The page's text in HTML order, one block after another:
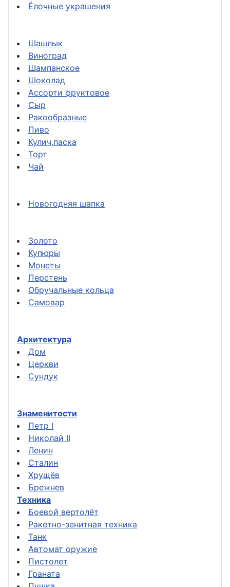
Ёлочные украшения
Шашлык
Виноград
Шампанское
Шоколад
Ассорти фруктовое
Сыр
Ракообразные
Пиво
Кулич,паска
Торт
Чай
Новогодняя шапка
Золото
Купюры
Монеты
Перстень
Обручальные кольца
Самовар
Архитектура
Дом
Церкви
Сундук
Знаменитости
Петр I
Николай II
Ленин
Сталин
Хрущёв
Брежнев
Техника
Боевой вертолёт
Ракетно-зенитная техника
Танк
Автомат оружие
Пистолет
Граната